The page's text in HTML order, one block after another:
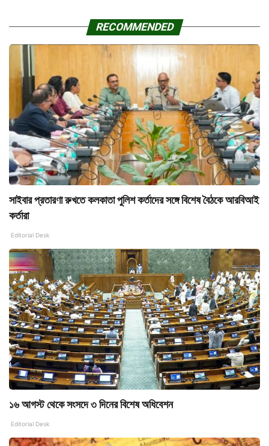
RECOMMENDED
সাইবার প্রতারণা রুখতে কলকাতা পুলিশ কর্তাদের সঙ্গে বিশেষ বৈঠকে আরবিআই
কর্তারা
Editorial Desk
১৬ আগস্ট থেকে সংসদে ৩ দিনের বিশেষ অধিবেশন
Editorial Desk